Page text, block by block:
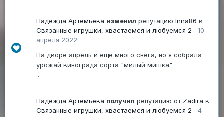
Надежда Артемьева изменил репутацию Inna86 в
Связанные игрушки, хвастаемся и любуемся 2
10
апреля 2022
На дворе апрель и еще много снега, но я собрала
урожай винограда сорта "милый мишка"
...
Надежда Артемьева получил репутацию от Zadira в
Связанные игрушки, хвастаемся и любуемся 2
4